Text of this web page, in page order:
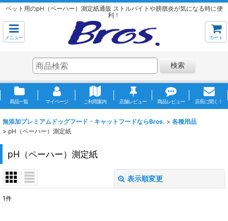
ペット用のpH（ペーハー）測定紙通販 ストルバイトや膀胱炎が気になる時に便
利！
メニュー カート
検索
商品一覧 マイページ ご利用案内 店舗レビュー 商品レビュー 店長に聞く！
無添加プレミアムドッグフード・キャットフードならBros. > 各種用品
> pH（ペーハー）測定紙
pH（ペーハー）測定紙
表示順変更
1件